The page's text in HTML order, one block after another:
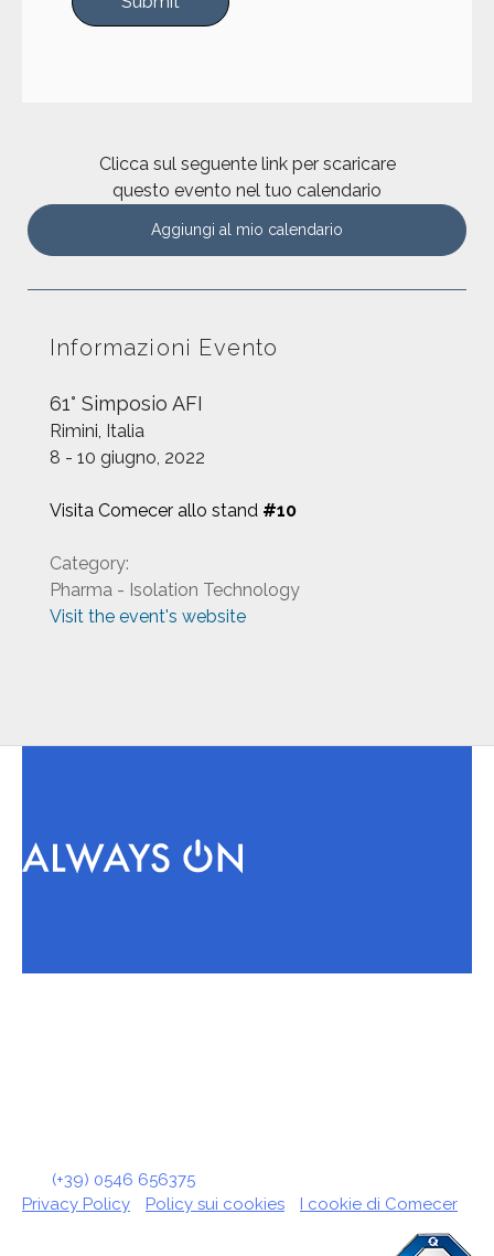
Clicca sul seguente link per scaricare
questo evento nel tuo calendario
Aggiungi al mio calendario
Informazioni Evento
61° Simposio AFI
Rimini, Italia
8 - 10 giugno, 2022
Visita Comecer allo stand #10
Category:
Pharma - Isolation Technology
Visit the event's website
(+39) 0546 656375
Privacy Policy
Policy sui cookies I cookie di Comecer